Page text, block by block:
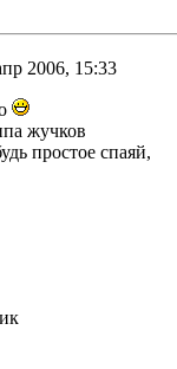
2006, 15:33
жучков
простое спаяй,